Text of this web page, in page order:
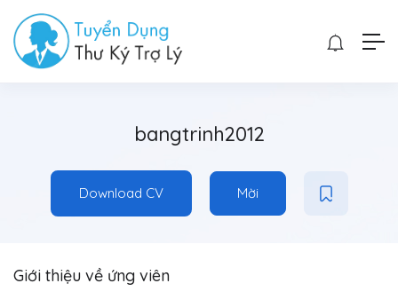
bangtrinh2012
Download CV Mời
Giới thiệu về ứng viên